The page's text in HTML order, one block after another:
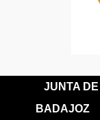
JUNTA
BADAJOZ